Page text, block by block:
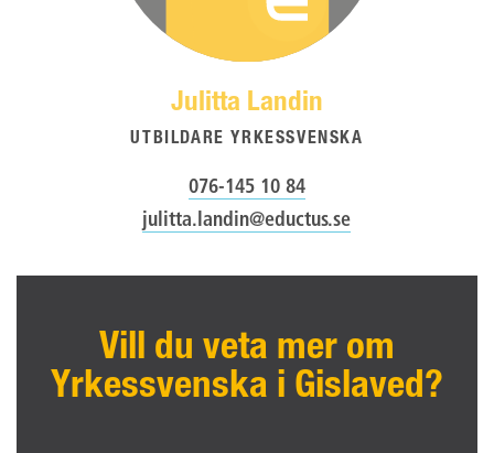
Julitta Landin
UTBILDARE YRKESSVENSKA
076-145 10 84
julitta.landin@eductus.se
Vill du veta mer om
Yrkessvenska i Gislaved?